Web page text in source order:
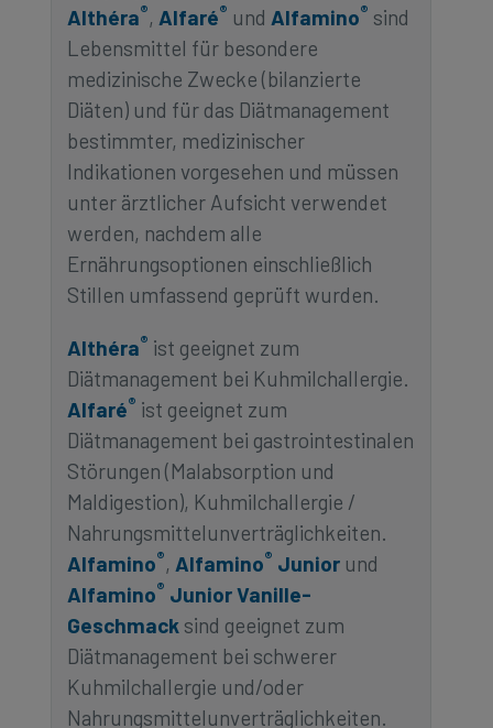
Althéra®, Alfaré® und Alfamino® sind
Lebensmittel für besondere
medizinische Zwecke (bilanzierte
Diäten) und für das Diätmanagement
bestimmter, medizinischer
Indikationen vorgesehen und müssen
unter ärztlicher Aufsicht verwendet
werden, nachdem alle
Ernährungsoptionen einschließlich
Stillen umfassend geprüft wurden.
Althéra® ist geeignet zum
Diätmanagement bei Kuhmilchallergie.
Alfaré® ist geeignet zum
Diätmanagement bei gastrointestinalen
Störungen (Malabsorption und
Maldigestion), Kuhmilchallergie /
Nahrungsmittelunverträglichkeiten.
Alfamino®, Alfamino® Juniorund
Alfamino® Junior Vanille-
Geschmack sind geeignet zum
Diätmanagement bei schwerer
Kuhmilchallergie und/oder
Nahrungsmittelunverträglichkeiten.